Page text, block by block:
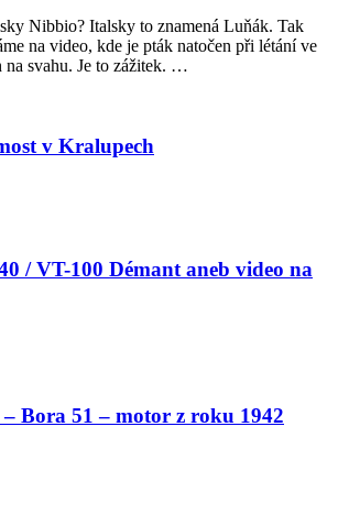
Nibbio? Italsky to znamená Luňák. Tak
na video, kde je pták natočen při létání ve
na svahu. Je to zážitek. …
v Kralupech
/ VT-100 Démant aneb video na
– Bora 51 – motor z roku 1942